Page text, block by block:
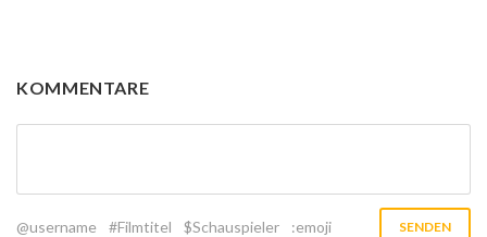
KOMMENTARE
@username #Filmtitel $Schauspieler :emoji